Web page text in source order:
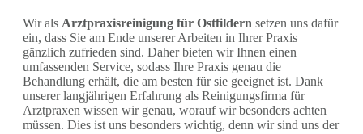
Wir als Arztpraxisreinigung für Ostfildern setzen uns dafür
ein, dass Sie am Ende unserer Arbeiten in Ihrer Praxis
gänzlich zufrieden sind. Daher bieten wir Ihnen einen
umfassenden Service, sodass Ihre Praxis genau die
Behandlung erhält, die am besten für sie geeignet ist. Dank
unserer langjährigen Erfahrung als Reinigungsfirma für
Arztpraxen wissen wir genau, worauf wir besonders achten
müssen. Dies ist uns besonders wichtig, denn wir sind uns der